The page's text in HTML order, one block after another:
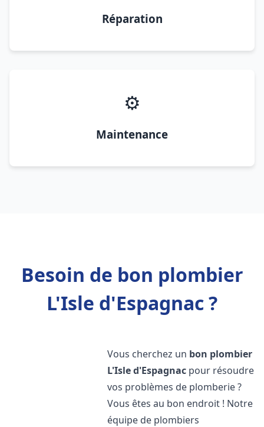
Réparation
⚙️
Maintenance
Besoin de bon plombier
L'Isle d'Espagnac ?
Vous cherchez un bon plombier
L'Isle d'Espagnac pour résoudre
vos problèmes de plomberie ?
Vous êtes au bon endroit ! Notre
équipe de plombiers